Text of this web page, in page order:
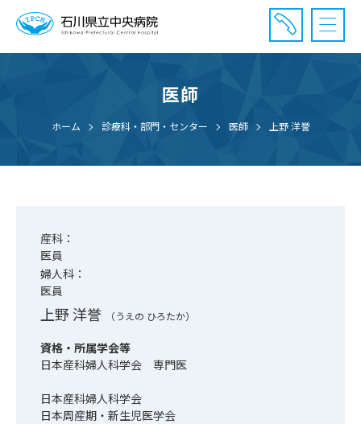
診療受付時間：午前8時20分〜午前11時20分まで
医師
ホーム 診療科・部門・センター 医師 上野 洋誉
産科：
医員
婦人科：
医員
上野 洋誉 （うえの ひろたか）
資格・所属学会等
日本産科婦人科学会 専門医
日本産科婦人科学会
日本周産期・新生児医学会